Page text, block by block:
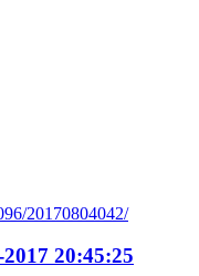
20170804042/
20:45:25